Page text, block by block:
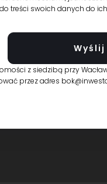
treści swoich danych do
z siedzibą przy Wacława
przez adres